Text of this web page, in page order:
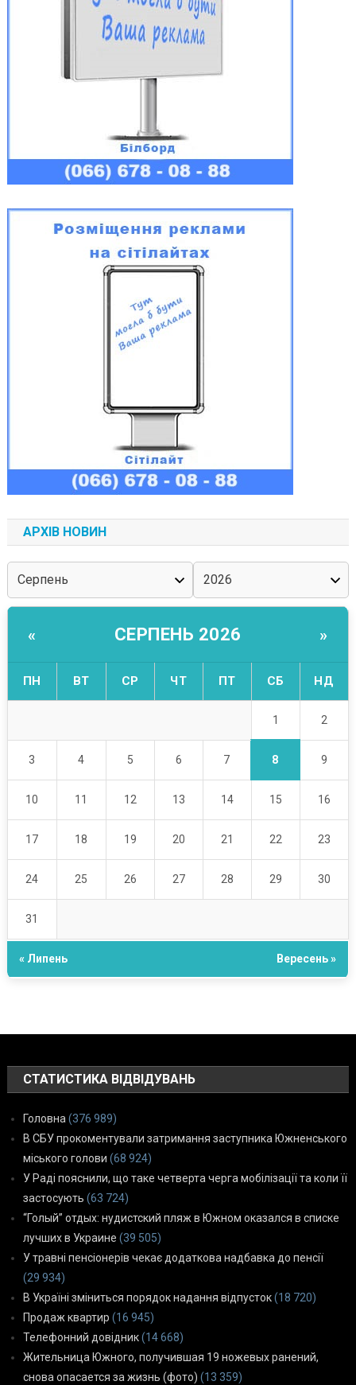
АРХІВ НОВИН
« СЕРПЕНЬ 2026 »
ПН ВТ СР ЧТ ПТ СБ НД
1 2
3 4 5 6 7 8 9
10 11 12 13 14 15 16
17 18 19 20 21 22 23
24 25 26 27 28 29 30
31
« Липень Вересень »
СТАТИСТИКА ВІДВІДУВАНЬ
Головна (376 989)
В СБУ прокоментували затримання заступника Южненського
міського голови (68 924)
У Раді пояснили, що таке четверта черга мобілізації та коли її
застосують (63 724)
“Голый” отдых: нудистский пляж в Южном оказался в списке
лучших в Украине (39 505)
У травні пенсіонерів чекає додаткова надбавка до пенсії
(29 934)
В Україні зміниться порядок надання відпусток(18 720)
Продаж квартир (16 945)
Телефонний довідник(14 668)
Жительница Южного, получившая 19 ножевых ранений,
снова опасается за жизнь (фото) (13 359)